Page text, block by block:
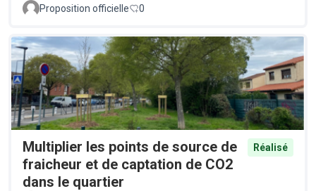
Proposition officielle 0
Multiplier les points de source de
fraicheur et de captation de CO2
dans le quartier
Réalisé